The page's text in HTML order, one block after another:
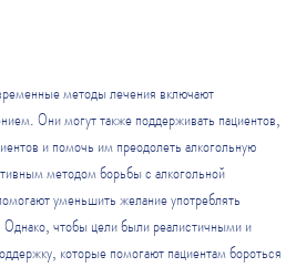
методы лечения включают
Они могут также поддерживать пациентов,
и помочь им преодолеть алкогольную
методом борьбы с алкогольной
уменьшить желание употреблять
чтобы цели были реалистичными и
которые помогают пациентам бороться